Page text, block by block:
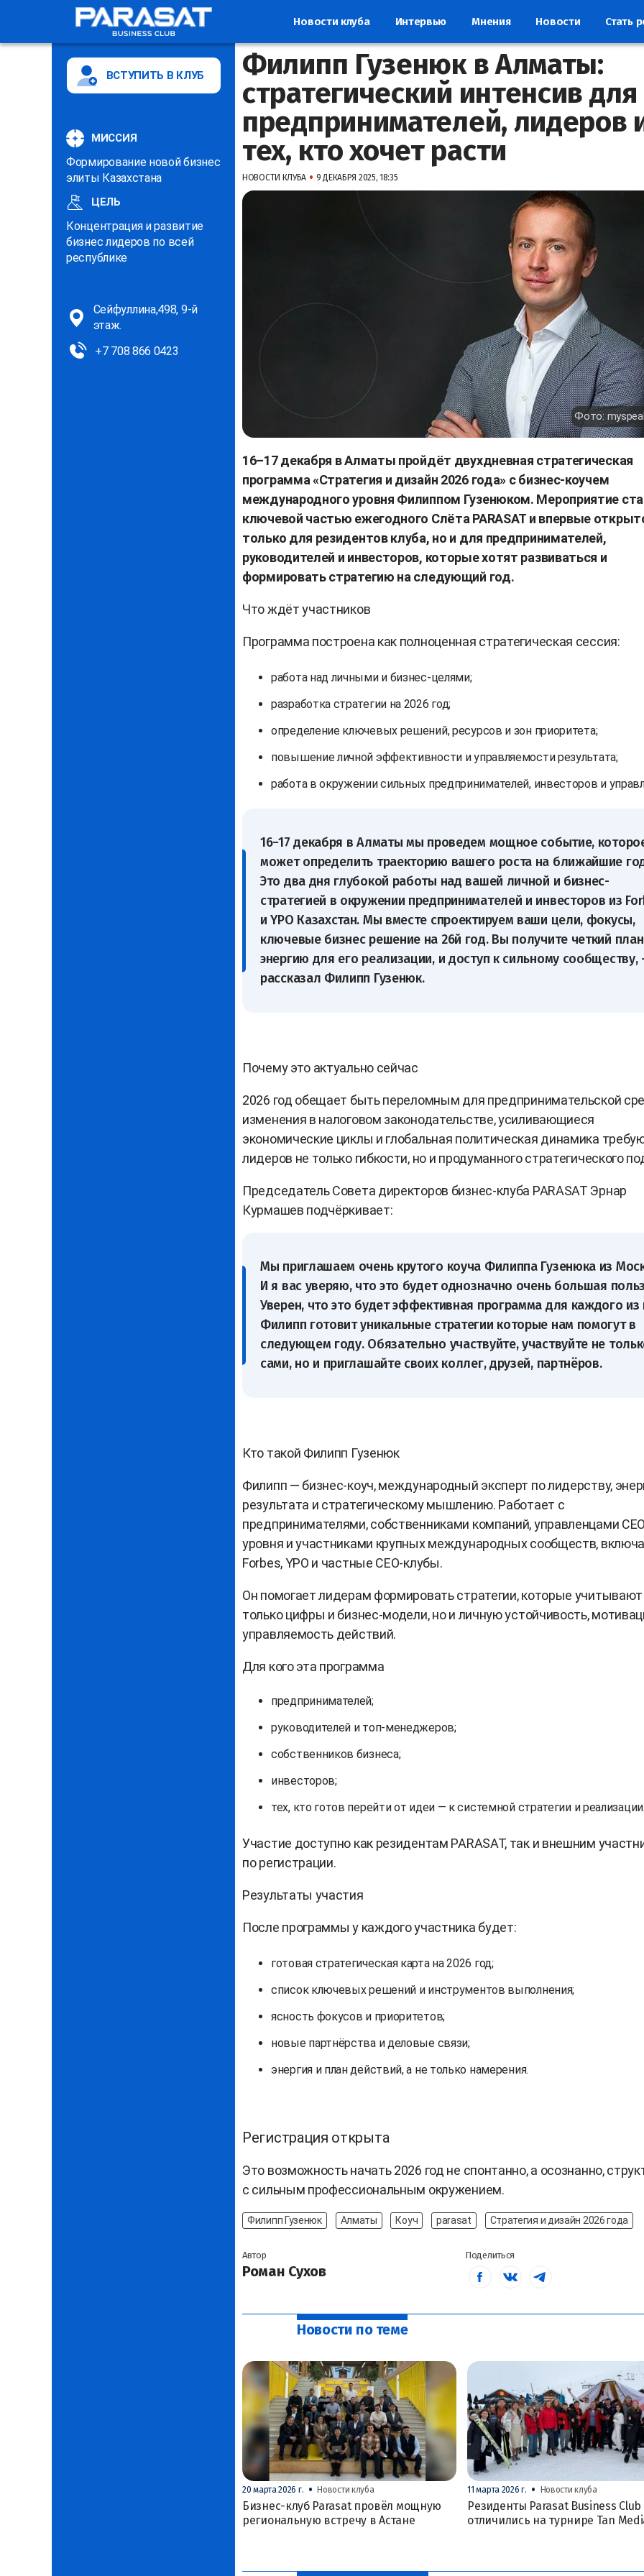
Новости клуба Интервью Мнения Новости Стать
ВСТУПИТЬ В КЛУБ
МИССИЯ
Формирование новой бизнес
элиты Казахстана
ЦЕЛЬ
Концентрация и развитие
бизнес лидеров по всей
республике
Сейфуллина,498, 9-й
этаж.
+7 708 866 0423
Филипп Гузенюк в Алматы:
стратегический интенсив для
предпринимателей, лидеров
тех, кто хочет расти
НОВОСТИ КЛУБА • 9 ДЕКАБРЯ 2025, 18:35
Фото:
16–17 декабря в Алматы пройдёт двухдневная стратегическая
программа «Стратегия и дизайн 2026 года» с бизнес-коучем
международного уровня Филиппом Гузенюком. Мероприятие
ключевой частью ежегодного Слёта PARASAT и впервые
только для резидентов клуба, но и для предпринимателей,
руководителей и инвесторов, которые хотят развиваться и
формировать стратегию на следующий год.
Что ждёт участников
Программа построена как полноценная стратегическая сессия:
работа над личными и бизнес-целями;
разработка стратегии на 2026 год;
определение ключевых решений, ресурсов и зон приоритета;
повышение личной эффективности и управляемости результата;
работа в окружении сильных предпринимателей, инвесторов и
16−17 декабря в Алматы мы проведем мощное событие,
может определить траекторию вашего роста на ближайшие
Это два дня глубокой работы над вашей личной и бизнес-
стратегией в окружении предпринимателей и инвесторов из
и YPO Казахстан. Мы вместе спроектируем ваши цели, фокусы,
ключевые бизнес решение на 26й год. Вы получите четкий
энергию для его реализации, и доступ к сильному сообществу,
рассказал Филипп Гузенюк.
Почему это актуально сейчас
2026 год обещает быть переломным для предпринимательской
изменения в налоговом законодательстве, усиливающиеся
экономические циклы и глобальная политическая динамика
лидеров не только гибкости, но и продуманного стратегического
Председатель Совета директоров бизнес-клуба PARASAT Эрнар
Курмашев подчёркивает:
Мы приглашаем очень крутого коуча Филиппа Гузенюка из
И я вас уверяю, что это будет однозначно очень большая
Уверен, что это будет эффективная программа для каждого из
Филипп готовит уникальные стратегии которые нам помогут в
следующем году. Обязательно участвуйте, участвуйте не
сами, но и приглашайте своих коллег, друзей, партнёров.
Кто такой Филипп Гузенюк
Филипп — бизнес-коуч, международный эксперт по лидерству,
результата и стратегическому мышлению. Работает с
предпринимателями, собственниками компаний, управленцами
уровня и участниками крупных международных сообществ,
Forbes, YPO и частные CEO-клубы.
Он помогает лидерам формировать стратегии, которые учитывают
только цифры и бизнес-модели, но и личную устойчивость,
управляемость действий.
Для кого эта программа
предпринимателей;
руководителей и топ-менеджеров;
собственников бизнеса;
инвесторов;
тех, кто готов перейти от идеи — к системной стратегии и реализации.
Участие доступно как резидентам PARASAT, так и внешним
по регистрации.
Результаты участия
После программы у каждого участника будет:
готовая стратегическая карта на 2026 год;
список ключевых решений и инструментов выполнения;
ясность фокусов и приоритетов;
новые партнёрства и деловые связи;
энергия и план действий, а не только намерения.
Регистрация открыта
Это возможность начать 2026 год не спонтанно, а осознанно,
с сильным профессиональным окружением.
Филипп Гузенюк Алматы Коуч parasat Стратегия и дизайн 2026 года
Автор
Роман Сухов
Поделиться
Новости по теме
20 марта 2026 г. • Новости клуба
Бизнес-клуб Parasat провёл мощную
региональную встречу в Астане
11 марта 2026 г. • Новости клуба
Резиденты Parasat Business Club
отличились на турнире Tan